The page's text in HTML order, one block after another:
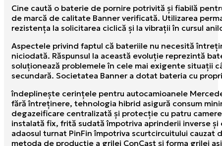
Cine caută o baterie de pornire potrivită şi fiabilă
de marcă de calitate Banner verificată. Utilizarea
rezistenţa la solicitarea ciclică şi la vibraţii în cursul
Aspectele privind faptul că bateriile nu necesită
niciodată. Răspunsul la această evoluţie reprezintă
soluţionează problemele în cele mai exigente situaţii
secundară. Societatea Banner a dotat bateria cu
îndeplineşte cerinţele pentru autocamioanele
fără întreținere, tehnologia hibrid asigură consum
degazeificare centralizată şi protecţie cu patru
instalată fix, frită sudată împotriva aprinderii inverse
adaosul turnat PinFin împotriva scurtcircuitului cauzat
metoda de producţie a grilei ConCast şi forma grilei